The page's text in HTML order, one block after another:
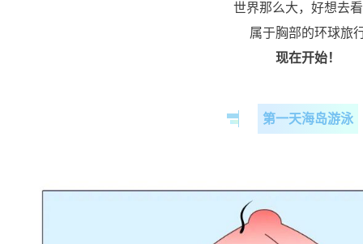
世界那么大，好想去
属于胸部的环球旅
现在开始！
第一天海岛游泳